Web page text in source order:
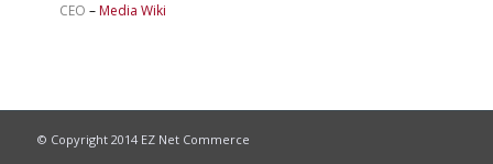
CEO –Media Wiki
© Copyright 2014 EZ Net Commerce